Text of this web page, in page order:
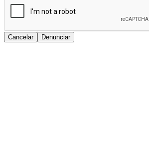
Cancelar Denunciar